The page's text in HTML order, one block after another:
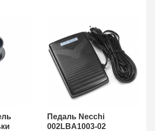
Педаль Necchi
002LBA1003-02